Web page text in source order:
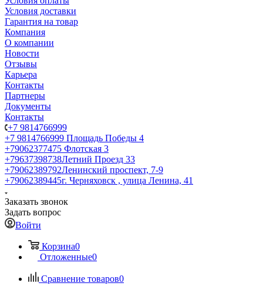
Условия доставки
Гарантия на товар
Компания
О компании
Новости
Отзывы
Карьера
Контакты
Партнеры
Документы
Контакты
+7 9814766999
+7 9814766999 Площадь Победы 4
+79062377475 Флотская 3
+79637398738Летний Проезд 33
+79062389792Ленинский проспект, 7-9
+79062389445г. Черняховск , улица Ленина, 41
Заказать звонок
Задать вопрос
Войти
Корзина0
Отложенные0
Сравнение товаров0